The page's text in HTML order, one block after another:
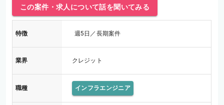
この案件・求人について話を聞いてみる
特徴 週5日／長期案件
業界 クレジット
職種 インフラエンジニア